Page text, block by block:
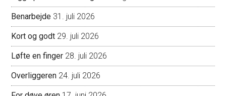
Benarbejde 31. juli 2026
Kort og godt 29. juli 2026
Løfte en finger 28. juli 2026
Overliggeren 24. juli 2026